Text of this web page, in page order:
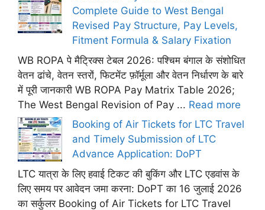
Complete Guide to West Bengal
Revised Pay Structure, Pay Levels,
Fitment Formula & Salary Fixation
WB ROPA पे मैट्रिक्स टेबल 2026: पश्चिम बंगाल के संशोधित
वेतन ढांचे, वेतन स्तरों, फिटमेंट फ़ॉर्मूला और वेतन निर्धारण के बारे
में पूरी जानकारी WB ROPA Pay Matrix Table 2026;
The West Bengal Revision of Pay ... Read more
Booking of Air Tickets for LTC Travel
and Timely Submission of LTC
Advance Application: DoPT
LTC यात्रा के लिए हवाई टिकट की बुकिंग और LTC एडवांस के
लिए समय पर आवेदन जमा करना: DoPT का 16 जुलाई 2026
का सर्कुलर Booking of Air Tickets for LTC Travel